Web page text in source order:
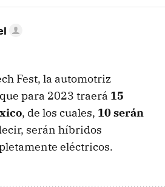
Fest, la automotriz
que para 2023 traerá 15
, de los cuales, 10 serán
serán híbridos
eléctricos.